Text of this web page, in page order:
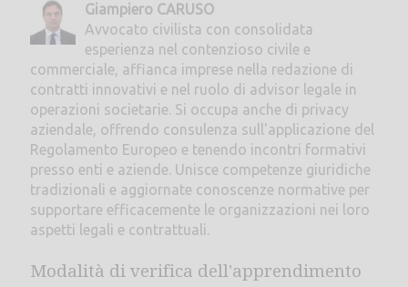
Giampiero CARUSO
Avvocato civilista con consolidata
esperienza nel contenzioso civile e
commerciale, affianca imprese nella redazione di
contratti innovativi e nel ruolo di advisor legale in
operazioni societarie. Si occupa anche di privacy
aziendale, offrendo consulenza sull'applicazione del
Regolamento Europeo e tenendo incontri formativi
presso enti e aziende. Unisce competenze giuridiche
tradizionali e aggiornate conoscenze normative per
supportare efficacemente le organizzazioni nei loro
aspetti legali e contrattuali.
Modalità di verifica dell'apprendimento